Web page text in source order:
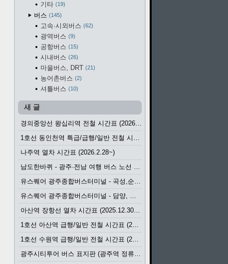
기타 19
버스 145
고속·시외버스 62
광역버스 9
공항버스 15
시내버스 26
마을버스, DRT 21
농어촌버스 2
셔틀버스 10
새 글
경의중앙선 왕십리역 전철 시간표 (2026.4.20~)
1호선 동인천역 특급/급행/일반 전철 시간표 (2026.2.28~)
나주역 열차 시간표 (2026.2.28~)
남도한바퀴 - 광주·전남 여행 버스 노선 (2026.3.1~5.31)
유스퀘어 광주종합버스터미널 - 곡성,순천／화순,보성,율포 방면 시외버스 시간표 (2026.1.31)
유스퀘어 광주종합버스터미널 - 담양, 순창, 남원, 무주, 장수, 거창, 대구 방면 시외버스 시간표 (2026...
아산역 장항선 열차 시간표 (2025.12.30 기준) (무궁화호, ITX-마음, 새마을호, 서해금빛열차)
1호선 아산역 급행/일반 전철 시간표 (2025.12.30~)
1호선 수원역 급행/일반 전철 시간표 (2025.12.30~)
광주시티투어 버스 표지판 (광주역 정류장) (2024?)